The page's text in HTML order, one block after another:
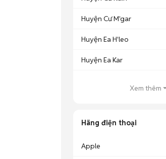
Huyện Cư M'gar
Huyện Ea H'leo
Huyện Ea Kar
Xem thêm
Hãng điện thoại
Apple